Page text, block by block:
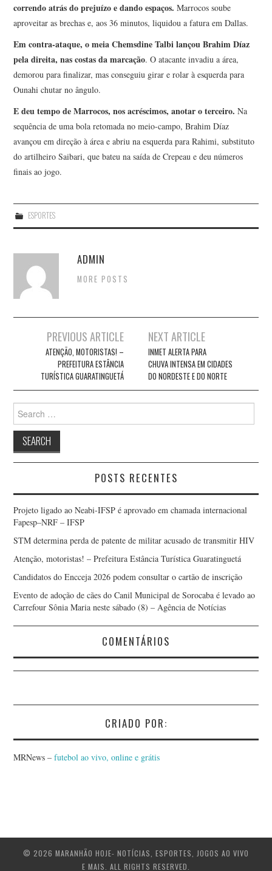
correndo atrás do prejuízo e dando espaços. Marrocos soube
aproveitar as brechas e, aos 36 minutos, liquidou a fatura em Dallas.
Em contra-ataque, o meia Chemsdine Talbi lançou Brahim Díaz
pela direita, nas costas da marcação. O atacante invadiu a área,
demorou para finalizar, mas conseguiu girar e rolar à esquerda para
Ounahi chutar no ângulo.
E deu tempo de Marrocos, nos acréscimos, anotar o terceiro. Na
sequência de uma bola retomada no meio-campo, Brahim Díaz
avançou em direção à área e abriu na esquerda para Rahimi, substituto
do artilheiro Saibari, que bateu na saída de Crepeau e deu números
finais ao jogo.
ESPORTES
ADMIN
MORE POSTS
navigation
PREVIOUS ARTICLE
ATENÇÃO, MOTORISTAS! –
PREFEITURA ESTÂNCIA
TURÍSTICA GUARATINGUETÁ
NEXT ARTICLE
INMET ALERTA PARA
CHUVA INTENSA EM CIDADES
DO NORDESTE E DO NORTE
for:
POSTS RECENTES
Projeto ligado ao Neabi-IFSP é aprovado em chamada internacional
Fapesp–NRF – IFSP
STM determina perda de patente de militar acusado de transmitir HIV
Atenção, motoristas! – Prefeitura Estância Turística Guaratinguetá
Candidatos do Encceja 2026 podem consultar o cartão de inscrição
Evento de adoção de cães do Canil Municipal de Sorocaba é levado ao
Carrefour Sônia Maria neste sábado (8) – Agência de Notícias
COMENTÁRIOS
CRIADO POR:
MRNews –futebol ao vivo, online e grátis
© 2026 MARANHÃO HOJE- NOTÍCIAS, ESPORTES, JOGOS AO VIVO
E MAIS. ALL RIGHTS RESERVED.